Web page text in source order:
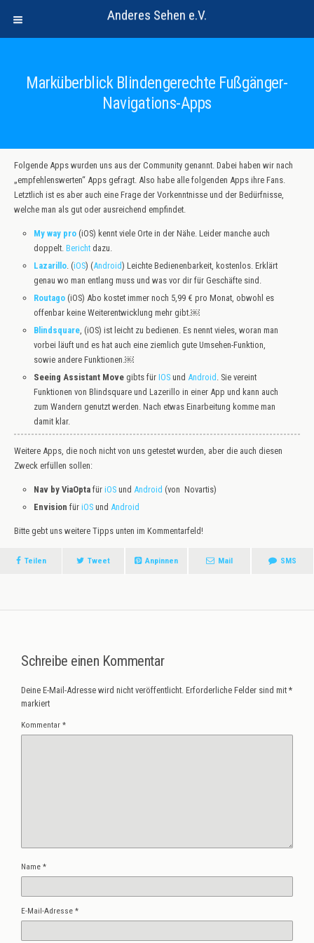
Anderes Sehen e.V.
Marküberblick Blindengerechte Fußgänger-
Navigations-Apps
Folgende Apps wurden uns aus der Community genannt. Dabei haben wir nach
„empfehlenswerten“ Apps gefragt. Also habe alle folgenden Apps ihre Fans.
Letztlich ist es aber auch eine Frage der Vorkenntnisse und der Bedürfnisse,
welche man als gut oder ausreichend empfindet.
My way pro (iOS) kennt viele Orte in der Nähe. Leider manche auch
doppelt.Bericht dazu.
Lazarillo . (iOS) (Android) Leichte Bedienenbarkeit, kostenlos. Erklärt
genau wo man entlang muss und was vor dir für Geschäfte sind.
Routago (iOS) Abo kostet immer noch 5,99 € pro Monat, obwohl es
offenbar keine Weiterentwicklung mehr gibt.￼
Blindsquare, (iOS) ist leicht zu bedienen. Es nennt vieles, woran man
vorbei läuft und es hat auch eine ziemlich gute Umsehen-Funktion,
sowie andere Funktionen.￼
Seeing Assistant Move gibts fürIOS undAndroid . Sie vereint
Funktionen von Blindsquare und Lazerillo in einer App und kann auch
zum Wandern genutzt werden. Nach etwas Einarbeitung komme man
damit klar.
Weitere Apps, die noch nicht von uns getestet wurden, aber die auch diesen
Zweck erfüllen sollen:
Nav by ViaOpta füriOS undAndroid (von Novartis)
Envision füriOS undAndroid
Bitte gebt uns weitere Tipps unten im Kommentarfeld!
Teilen Tweet Anpinnen Mail SMS
Schreibe einen Kommentar
Deine E-Mail-Adresse wird nicht veröffentlicht. Erforderliche Felder sind mit *
markiert
Kommentar *
Name *
E-Mail-Adresse *